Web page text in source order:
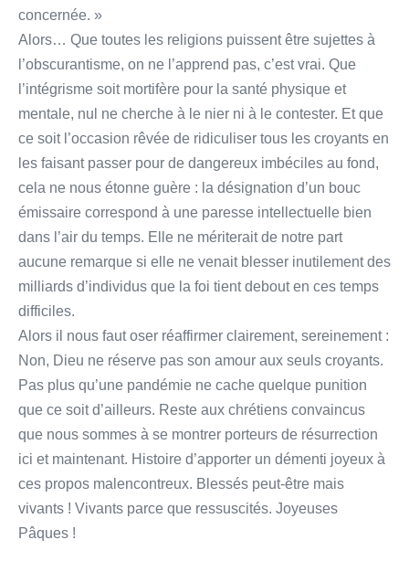
concernée. »
Alors… Que toutes les religions puissent être sujettes à
l’obscurantisme, on ne l’apprend pas, c’est vrai. Que
l’intégrisme soit mortifère pour la santé physique et
mentale, nul ne cherche à le nier ni à le contester. Et que
ce soit l’occasion rêvée de ridiculiser tous les croyants en
les faisant passer pour de dangereux imbéciles au fond,
cela ne nous étonne guère : la désignation d’un bouc
émissaire correspond à une paresse intellectuelle bien
dans l’air du temps. Elle ne mériterait de notre part
aucune remarque si elle ne venait blesser inutilement des
milliards d’individus que la foi tient debout en ces temps
difficiles.
Alors il nous faut oser réaffirmer clairement, sereinement :
Non, Dieu ne réserve pas son amour aux seuls croyants.
Pas plus qu’une pandémie ne cache quelque punition
que ce soit d’ailleurs. Reste aux chrétiens convaincus
que nous sommes à se montrer porteurs de résurrection
ici et maintenant. Histoire d’apporter un démenti joyeux à
ces propos malencontreux. Blessés peut-être mais
vivants ! Vivants parce que ressuscités. Joyeuses
Pâques !